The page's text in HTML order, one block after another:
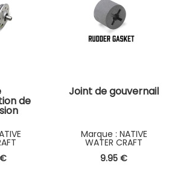
de
€
Joint de gouvernail
NATIVE
WATER CRAFT
9.95 €